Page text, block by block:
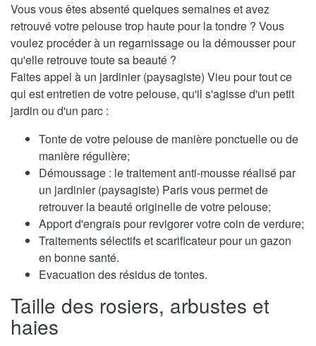
Vous vous êtes absenté quelques semaines et avez
retrouvé votre pelouse trop haute pour la tondre ? Vous
voulez procéder à un regarnissage ou la démousser pour
qu'elle retrouve toute sa beauté ?
Faites appel à un jardinier (paysagiste) Vieu pour tout ce
qui est entretien de votre pelouse, qu'il s'agisse d'un petit
jardin ou d'un parc :
Tonte de votre pelouse de manière ponctuelle ou de
manière régulière;
Démoussage : le traitement anti-mousse réalisé par
un jardinier (paysagiste) Paris vous permet de
retrouver la beauté originelle de votre pelouse;
Apport d'engrais pour revigorer votre coin de verdure;
Traitements sélectifs et scarificateur pour un gazon
en bonne santé.
Evacuation des résidus de tontes.
Taille des rosiers, arbustes et
haies